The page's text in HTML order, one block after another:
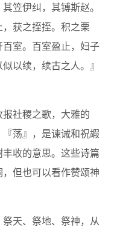
笠伊纠，其镈斯赵。
获之挃挃。积之栗
室。百室盈止，妇子
以续，续古之人。』
报社稷之歌，大雅的
『荡』，是谏诫和祝嘏
收的意思。这些诗篇
但也可以看作赞颂神
天、祭地、祭神，从